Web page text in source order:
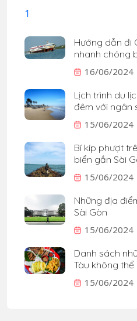
Hướng dẫn đi
nhanh chóng
16/06/2024
Lịch trình du
đêm với ngân
15/06/2024
Bí kíp phượt
biển gần Sài
15/06/2024
Những địa
Sài Gòn
15/06/2024
Danh sách
Tàu không
15/06/2024